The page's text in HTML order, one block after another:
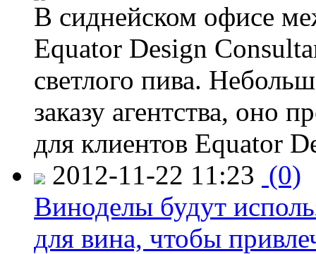
В сиднейском офисе
Equator Design
светлого пива.
заказу агентства, оно
для клиентов Equator
2012-11-22 11:23 (0)
Виноделы будут
для вина, чтобы